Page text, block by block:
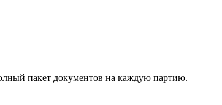
пакет документов на каждую партию.